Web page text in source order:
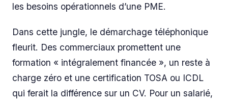
les besoins opérationnels d’une PME.
Dans cette jungle, le démarchage téléphonique
fleurit. Des commerciaux promettent une
formation « intégralement financée », un reste à
charge zéro et une certification TOSA ou ICDL
qui ferait la différence sur un CV. Pour un salarié,